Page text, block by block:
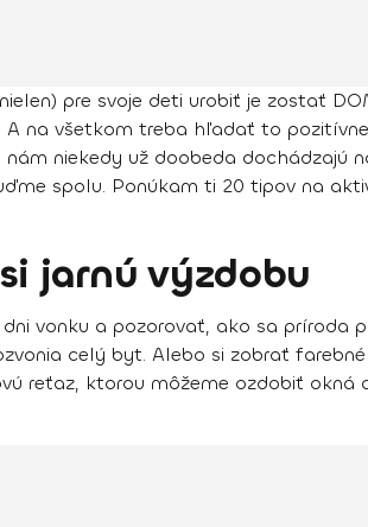
pre svoje deti urobiť je zostať
na všetkom treba hľadať to
nám niekedy už doobeda
spolu. Ponúkam ti 20 tipov na
jarnú výzdobu
vonku a pozorovať, ako sa príroda
celý byt. Alebo si zobrať
reťaz, ktorou môžeme ozdobiť